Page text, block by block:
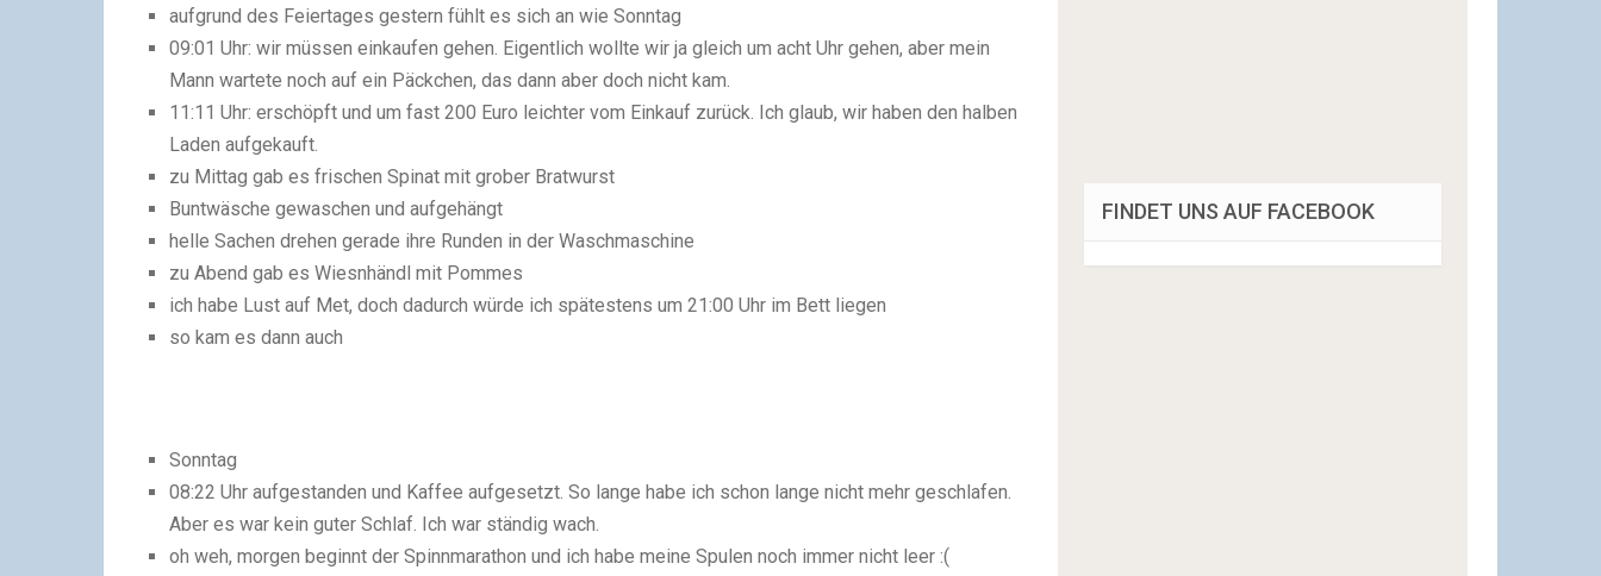
aufgrund des Feiertages gestern fühlt es sich an wie Sonntag
09:01 Uhr: wir müssen einkaufen gehen. Eigentlich wollte wir ja gleich um acht Uhr gehen, aber mein
Mann wartete noch auf ein Päckchen, das dann aber doch nicht kam.
11:11 Uhr: erschöpft und um fast 200 Euro leichter vom Einkauf zurück. Ich glaub, wir haben den halben
Laden aufgekauft.
zu Mittag gab es frischen Spinat mit grober Bratwurst
Buntwäsche gewaschen und aufgehängt
helle Sachen drehen gerade ihre Runden in der Waschmaschine
zu Abend gab es Wiesnhändl mit Pommes
ich habe Lust auf Met, doch dadurch würde ich spätestens um 21:00 Uhr im Bett liegen
so kam es dann auch
Sonntag
08:22 Uhr aufgestanden und Kaffee aufgesetzt. So lange habe ich schon lange nicht mehr geschlafen.
Aber es war kein guter Schlaf. Ich war ständig wach.
oh weh, morgen beginnt der Spinnmarathon und ich habe meine Spulen noch immer nicht leer:(
FINDET UNS AUF FACEBOOK